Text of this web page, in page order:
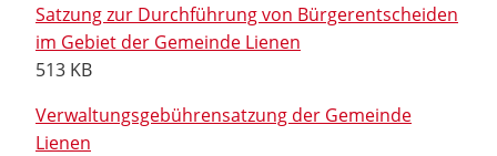
Satzung zur Durchführung von Bürgerentscheiden
im Gebiet der Gemeinde Lienen
513 KB
Verwaltungsgebührensatzung der Gemeinde
Lienen